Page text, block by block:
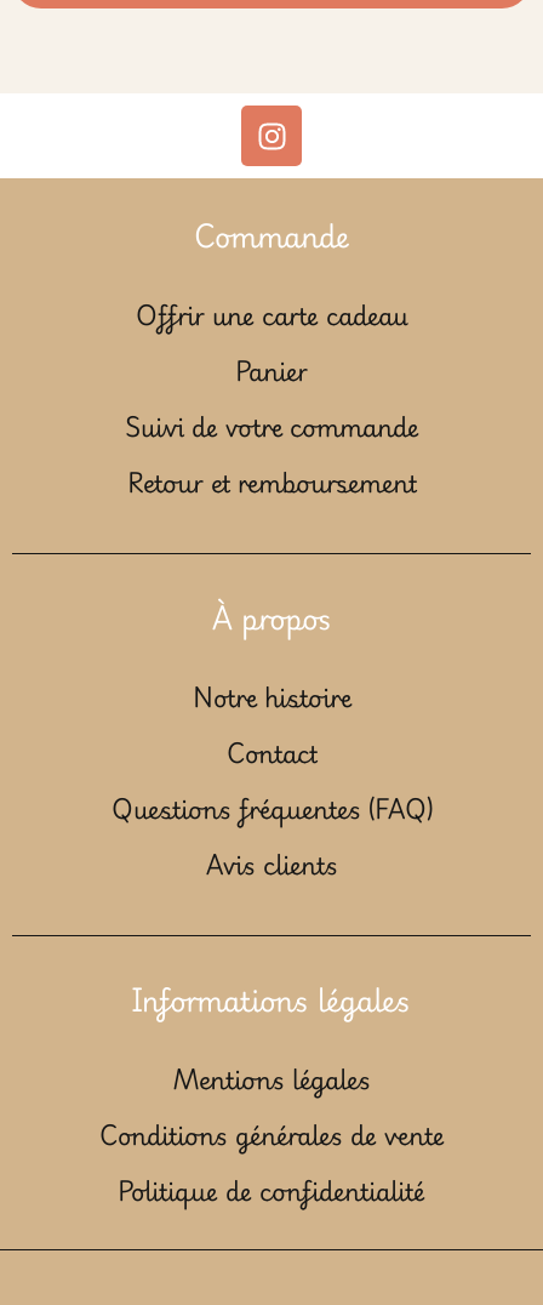
Commande
Offrir une carte cadeau
Panier
Suivi de votre commande
Retour et remboursement
À propos
Notre histoire
Contact
Questions fréquentes (FAQ)
Avis clients
Informations légales
Mentions légales
Conditions générales de vente
Politique de confidentialité